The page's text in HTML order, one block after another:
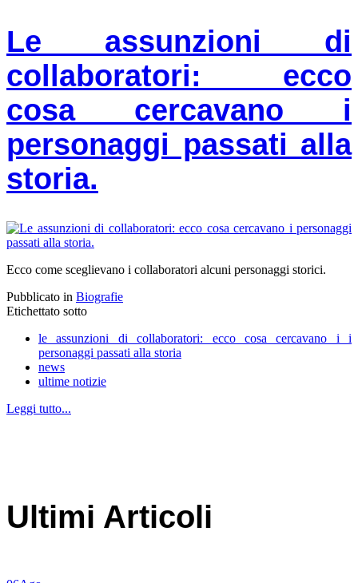
Le assunzioni di
collaboratori: ecco
cosa cercavano i
personaggi passati alla
storia.
Ecco come sceglievano i collaboratori alcuni personaggi storici.
Pubblicato in Biografie
Etichettato sotto
le assunzioni di collaboratori: ecco cosa cercavano i i
personaggi passati alla storia
news
ultime notizie
Leggi tutto...
Ultimi Articoli